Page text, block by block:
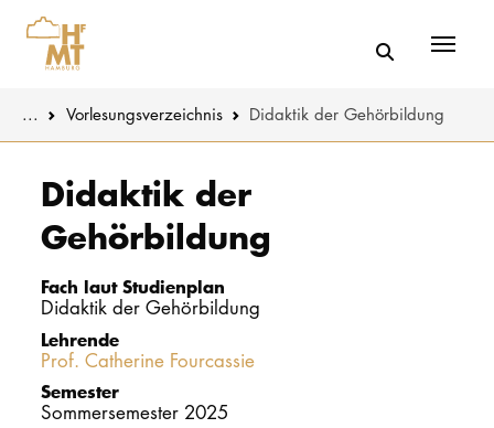
You are here:
... Vorlesungs­verzeichnis Didaktik der Gehörbildung
Didaktik der
Gehörbildung
Fach laut Studienplan
Didaktik der Gehörbildung
Lehrende
Prof. Catherine Fourcassie
Semester
Sommersemester 2025